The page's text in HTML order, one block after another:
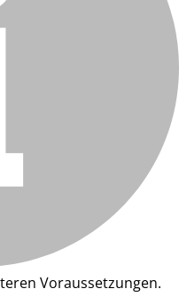
Voraussetzungen.